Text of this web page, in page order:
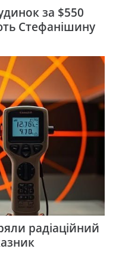
за $550
Стефанішину
радіаційний